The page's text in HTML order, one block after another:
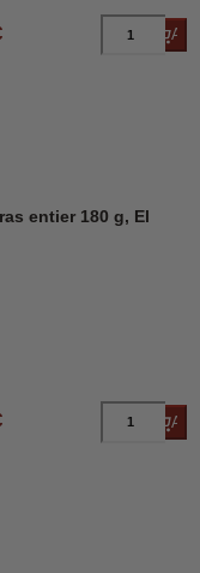
entier 180 g, El